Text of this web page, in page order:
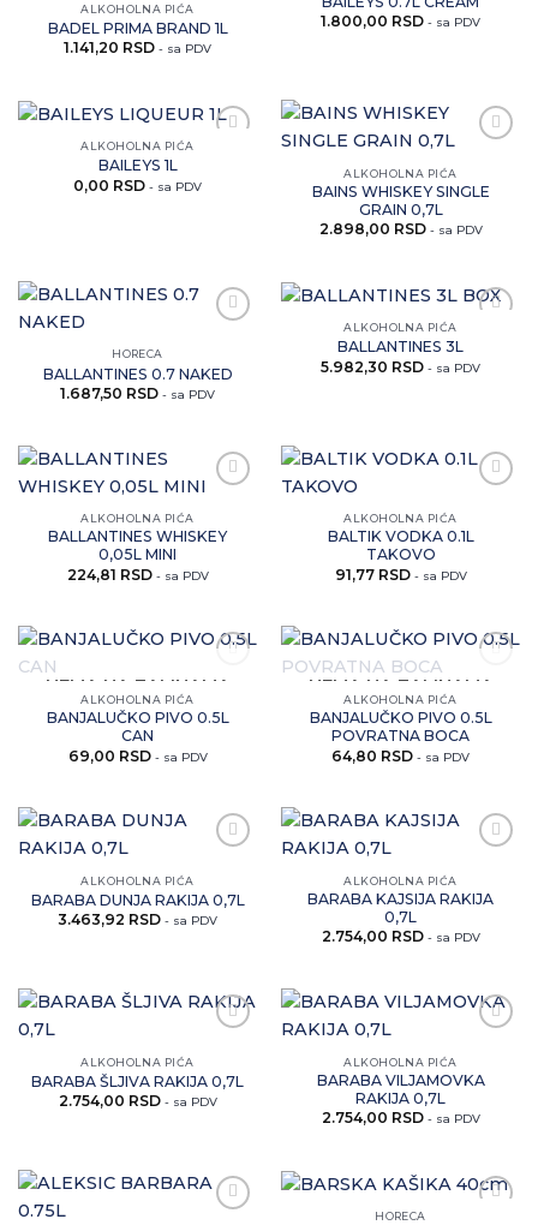
artikal
ALKOHOLNA PIĆA
BADEL PRIMA BRAND 1L
1.141,20 RSD - sa PDV
ovaj
artikal
1.800,00 RSD - sa PDV
artikal
ALKOHOLNA PIĆA
BAILEYS 1L
0,00 RSD - sa PDV
artikal
ALKOHOLNA PIĆA
BAINS WHISKEY SINGLE
GRAIN 0,7L
2.898,00 RSD - sa PDV
artikal
HORECA
BALLANTINES 0.7 NAKED
1.687,50 RSD - sa PDV
artikal
ALKOHOLNA PIĆA
BALLANTINES 3L
5.982,30 RSD - sa PDV
artikal
ALKOHOLNA PIĆA
BALLANTINES WHISKEY
0,05L MINI
224,81 RSD - sa PDV
artikal
ALKOHOLNA PIĆA
BALTIK VODKA 0.1L
TAKOVO
91,77 RSD - sa PDV
Zaprati
artikal
NEMA NA ZALIHAMA
ALKOHOLNA PIĆA
BANJALUČKO PIVO 0.5L
CAN
69,00 RSD - sa PDV
Zaprati
artikal
NEMA NA ZALIHAMA
ALKOHOLNA PIĆA
BANJALUČKO PIVO 0.5L
POVRATNA BOCA
64,80 RSD - sa PDV
artikal
ALKOHOLNA PIĆA
BARABA DUNJA RAKIJA 0,7L
3.463,92 RSD - sa PDV
artikal
ALKOHOLNA PIĆA
BARABA KAJSIJA RAKIJA
0,7L
2.754,00 RSD - sa PDV
artikal
ALKOHOLNA PIĆA
BARABA ŠLJIVA RAKIJA 0,7L
2.754,00 RSD - sa PDV
artikal
ALKOHOLNA PIĆA
BARABA VILJAMOVKA
RAKIJA 0,7L
2.754,00 RSD - sa PDV
HORECA